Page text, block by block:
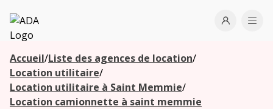
ADA
Open
Accueil/Liste des agences de location/
Location utilitaire/
Location utilitaire à Saint Memmie/
Location camionnette à saint memmie
Les
agences à
proximité